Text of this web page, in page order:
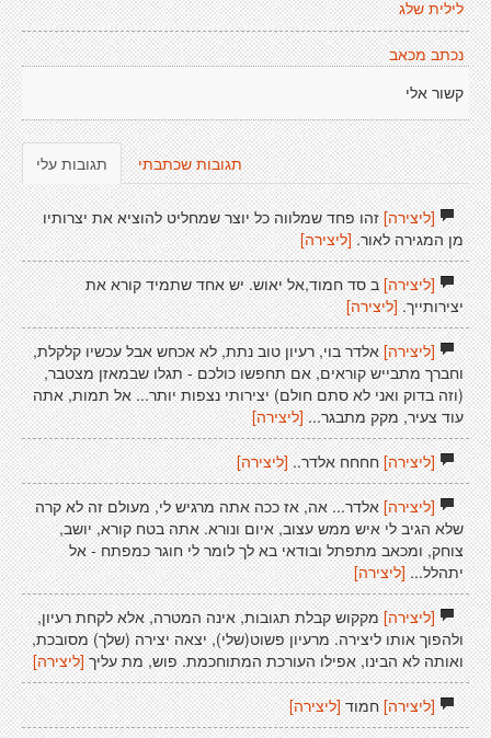
לילית שלג
נכתב מכאב
קשור אלי
תגובות עלי תגובות שכתבתי
[ליצירה]זהו פחד שמלווה כל יוצר שמחליט להוציא את יצרותיו
מן המגירה לאור. [ליצירה]
[ליצירה]ב סד חמוד,אל יאוש. יש אחד שתמיד קורא את
יצירותייך. [ליצירה]
[ליצירה]אלדר בוי, רעיון טוב נתת, לא אכחש אבל עכשיו קלקלת,
וחברך מתבייש קוראים, אם תחפשו כולכם - תגלו שבמאזן מצטבר,
(וזה בדוק ואני לא סתם חולם) יצירותי נצפות יותר... אל תמות, אתה
עוד צעיר, מקק מתבגר... [ליצירה]
[ליצירה]חחחח אלדר..[ליצירה]
[ליצירה]אלדר... אה, אז ככה אתה מרגיש לי, מעולם זה לא קרה
שלא הגיב לי איש ממש עצוב, איום ונורא. אתה בטח קורא, יושב,
צוחק, ומכאב מתפתל ובודאי בא לך לומר לי חוגר כמפתח - אל
יתהלל...[ליצירה]
[ליצירה]מקקוש קבלת תגובות, אינה המטרה, אלא לקחת רעיון,
ולהפוך אותו ליצירה. מרעיון פשוט(שלי), יצאה יצירה (שלך) מסובכת,
ואותה לא הבינו, אפילו העורכת המתוחכמת. פוש, מת עליך [ליצירה]
[ליצירה]חמוד[ליצירה]